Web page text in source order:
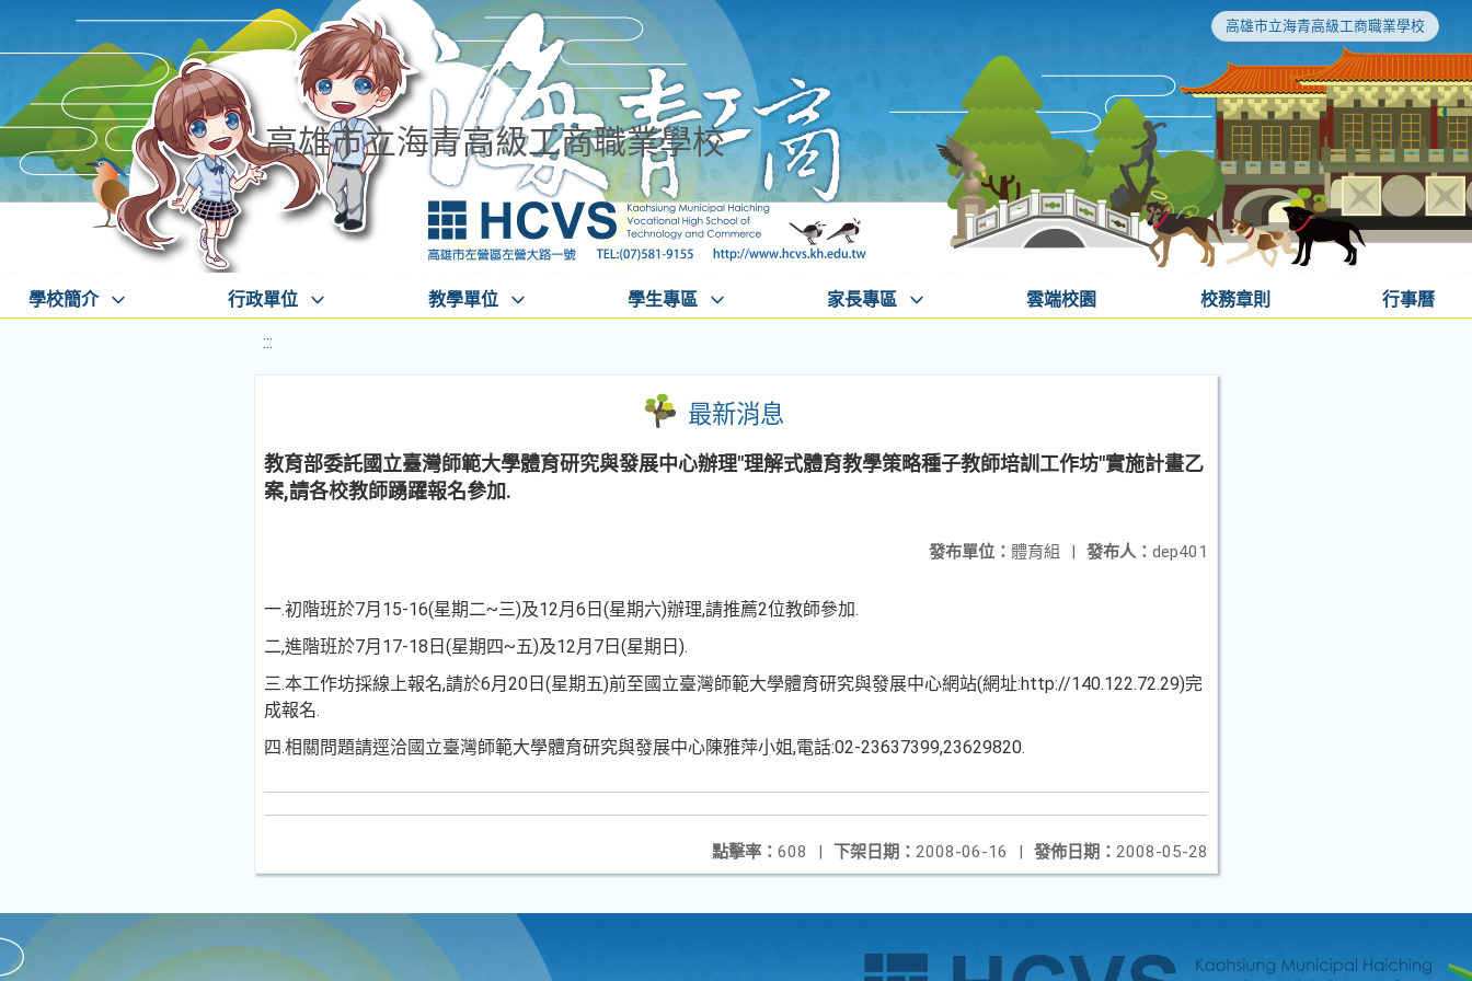
高雄市立海青高級工商職業學校
高雄市立海青高級工商職業學校
學校簡介 行政單位 教學單位 學生專區 家長專區 雲端校園 校務章則 行事曆
:::
最新消息
教育部委託國立臺灣師範大學體育研究與發展中心辦理"理解式體育教學策略種子教師培訓工作坊"實施計畫乙
案,請各校教師踴躍報名參加.
發布人： dep401
發布單位： 體育組 |
一.初階班於7月15-16(星期二~三)及12月6日(星期六)辦理,請推薦2位教師參加.
二,進階班於7月17-18日(星期四~五)及12月7日(星期日).
三.本工作坊採線上報名,請於6月20日(星期五)前至國立臺灣師範大學體育研究與發展中心網站(網址:http://140.122.72.29)完
成報名.
四.相關問題請逕洽國立臺灣師範大學體育研究與發展中心陳雅萍小姐,電話:02-23637399,23629820.
發佈日期： 2008-05-28
下架日期： 2008-06-16 |
點擊率： 608 |